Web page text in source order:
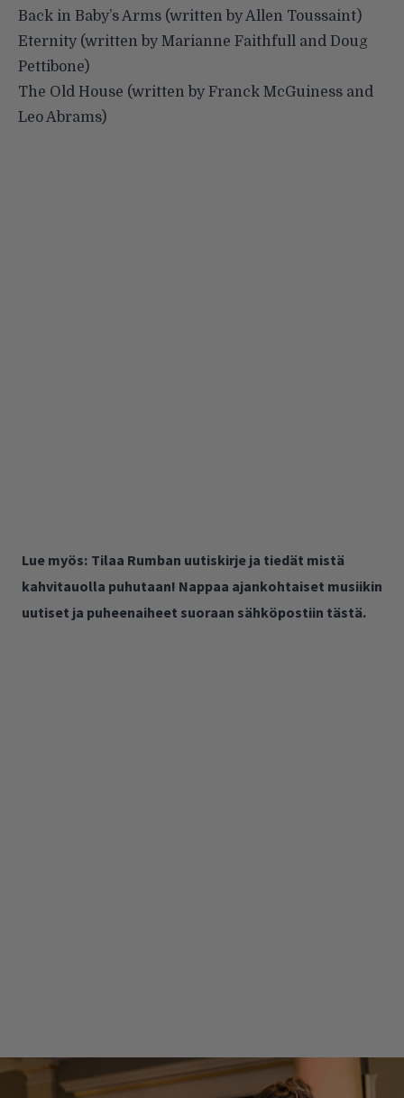
Back in Baby’s Arms (written by Allen Toussaint)
Eternity (written by Marianne Faithfull and Doug
Pettibone)
The Old House (written by Franck McGuiness and
Leo Abrams)
Lue myös: Tilaa Rumban uutiskirje ja tiedät mistä
kahvitauolla puhutaan! Nappaa ajankohtaiset musiikin
uutiset ja puheenaiheet suoraan sähköpostiin tästä.